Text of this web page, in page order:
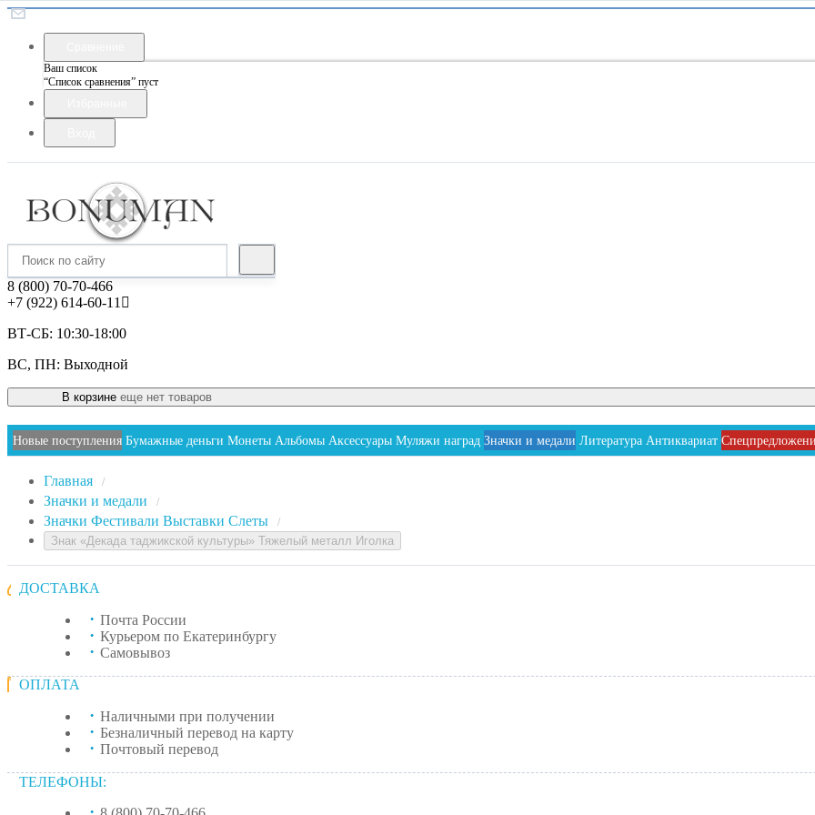
Ваш список
“Список сравнения” пуст
8 (800) 70-70-466
+7 (922) 614-60-11
ВТ-СБ: 10:30-18:00
ВС, ПН: Выходной
В корзине еще нет товаров
Новые поступления Бумажные деньги Монеты Альбомы Аксессуары Муляжи наград Значки и медали Литература Антиквариат
Главная /
Значки и медали /
Значки Фестивали Выставки Слеты /
Знак «Декада таджикской культуры» Тяжелый металл Иголка
ДОСТАВКА
Почта России
Курьером по Екатеринбургу
Самовывоз
ОПЛАТА
Наличными при получении
Безналичный перевод на карту
Почтовый перевод
ТЕЛЕФОНЫ: